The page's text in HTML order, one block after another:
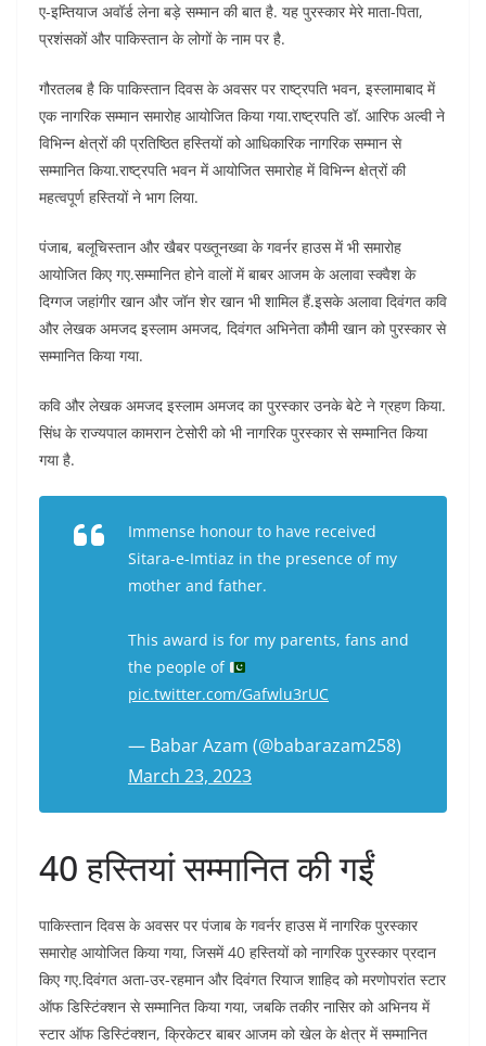
ए-इम्तियाज अवॉर्ड लेना बड़े सम्मान की बात है. यह पुरस्कार मेरे माता-पिता,
प्रशंसकों और पाकिस्तान के लोगों के नाम पर है.
गौरतलब है कि पाकिस्तान दिवस के अवसर पर राष्ट्रपति भवन, इस्लामाबाद में
एक नागरिक सम्मान समारोह आयोजित किया गया.राष्ट्रपति डॉ. आरिफ अल्वी ने
विभिन्न क्षेत्रों की प्रतिष्ठित हस्तियों को आधिकारिक नागरिक सम्मान से
सम्मानित किया.राष्ट्रपति भवन में आयोजित समारोह में विभिन्न क्षेत्रों की
महत्वपूर्ण हस्तियों ने भाग लिया.
पंजाब, बलूचिस्तान और खैबर पख्तूनख्वा के गवर्नर हाउस में भी समारोह
आयोजित किए गए.सम्मानित होने वालों में बाबर आजम के अलावा स्क्वैश के
दिग्गज जहांगीर खान और जॉन शेर खान भी शामिल हैं.इसके अलावा दिवंगत कवि
और लेखक अमजद इस्लाम अमजद, दिवंगत अभिनेता कौमी खान को पुरस्कार से
सम्मानित किया गया.
कवि और लेखक अमजद इस्लाम अमजद का पुरस्कार उनके बेटे ने ग्रहण किया.
सिंध के राज्यपाल कामरान टेसोरी को भी नागरिक पुरस्कार से सम्मानित किया
गया है.
Immense honour to have received
Sitara-e-Imtiaz in the presence of my
mother and father.
This award is for my parents, fans and
the people of
pic.twitter.com/Gafwlu3rUC
— Babar Azam (@babarazam258)
March 23, 2023
40 हस्तियां सम्मानित की गईं
पाकिस्तान दिवस के अवसर पर पंजाब के गवर्नर हाउस में नागरिक पुरस्कार
समारोह आयोजित किया गया, जिसमें 40 हस्तियों को नागरिक पुरस्कार प्रदान
किए गए.दिवंगत अता-उर-रहमान और दिवंगत रियाज शाहिद को मरणोपरांत स्टार
ऑफ डिस्टिंक्शन से सम्मानित किया गया, जबकि तकीर नासिर को अभिनय में
स्टार ऑफ डिस्टिंक्शन, क्रिकेटर बाबर आजम को खेल के क्षेत्र में सम्मानित